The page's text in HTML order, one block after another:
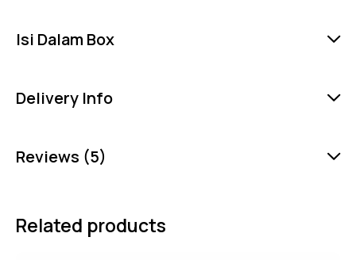
Isi Dalam Box
Delivery Info
Reviews (5)
Related products